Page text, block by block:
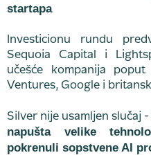
startapa
Investicionu rundu
Sequoia Capital i
učešće kompanija
Ventures, Google i
Silver nije usamljen slučaj -
napušta velike
pokrenuli sopstvene AI